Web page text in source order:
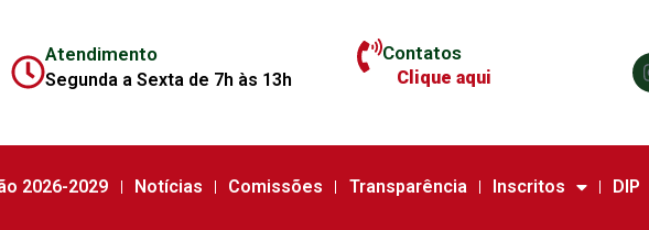
Atendimento
Segunda a Sexta de 7h às 13h
Contatos
Clique aqui
2026-2029 Notícias Comissões Transparência Inscritos DIP